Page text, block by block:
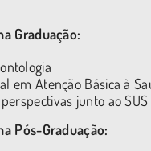
Graduação:
em Atenção Básica à
junto ao SUS
Pós-Graduação: